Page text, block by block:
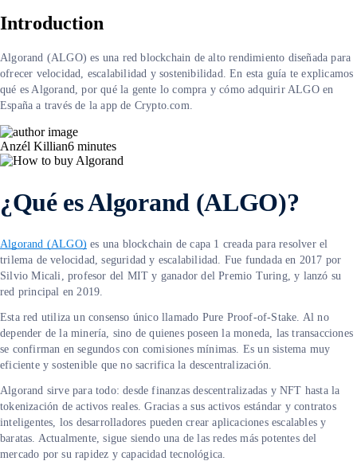
Introduction
Algorand (ALGO) es una red blockchain de alto rendimiento diseñada para
ofrecer velocidad, escalabilidad y sostenibilidad. En esta guía te explicamos
qué es Algorand, por qué la gente lo compra y cómo adquirir ALGO en
España a través de la app de Crypto.com.
Anzél Killian6 minutes
¿Qué es Algorand (ALGO)?
Algorand (ALGO) es una blockchain de capa 1 creada para resolver el
trilema de velocidad, seguridad y escalabilidad. Fue fundada en 2017 por
Silvio Micali, profesor del MIT y ganador del Premio Turing, y lanzó su
red principal en 2019.
Esta red utiliza un consenso único llamado Pure Proof-of-Stake. Al no
depender de la minería, sino de quienes poseen la moneda, las transacciones
se confirman en segundos con comisiones mínimas. Es un sistema muy
eficiente y sostenible que no sacrifica la descentralización.
Algorand sirve para todo: desde finanzas descentralizadas y NFT hasta la
tokenización de activos reales. Gracias a sus activos estándar y contratos
inteligentes, los desarrolladores pueden crear aplicaciones escalables y
baratas. Actualmente, sigue siendo una de las redes más potentes del
mercado por su rapidez y capacidad tecnológica.